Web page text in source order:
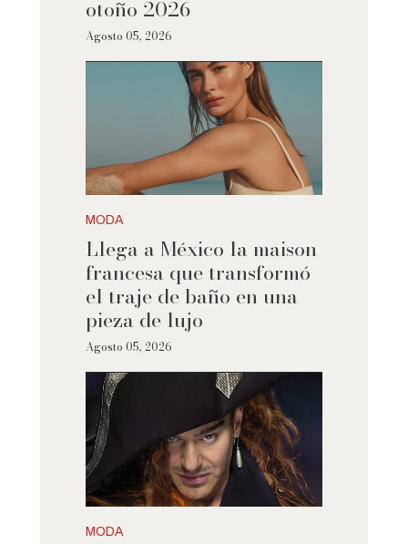
otoño 2026
Agosto 05, 2026
MODA
Llega a México la maison
francesa que transformó
el traje de baño en una
pieza de lujo
Agosto 05, 2026
MODA